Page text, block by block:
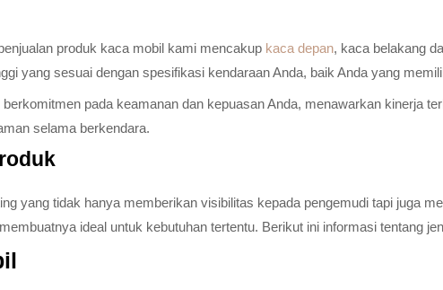
produk kaca mobil kami mencakup kaca depan, kaca belakang
yang sesuai dengan spesifikasi kendaraan Anda, baik Anda yang
berkomitmen pada keamanan dan kepuasan Anda, menawarkan kinerja
selama berkendara.
yang tidak hanya memberikan visibilitas kepada pengemudi tapi juga
ideal untuk kebutuhan tertentu. Berikut ini informasi tentang